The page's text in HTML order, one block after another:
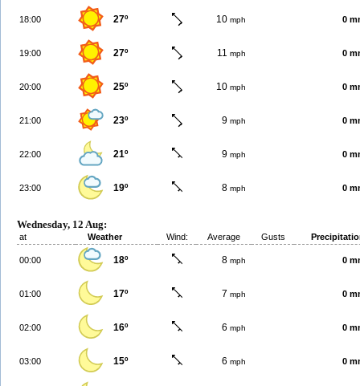
18:00 27º 10 mph 0
19:00 27º 11 mph 0
20:00 25º 10 mph 0
21:00 23º 9 mph 0
22:00 21º 9 mph 0
23:00 19º 8 mph 0
Wednesday, 12 Aug:
at Weather Wind: Average Gusts
00:00 18º 8 mph 0
01:00 17º 7 mph 0
02:00 16º 6 mph 0
03:00 15º 6 mph 0